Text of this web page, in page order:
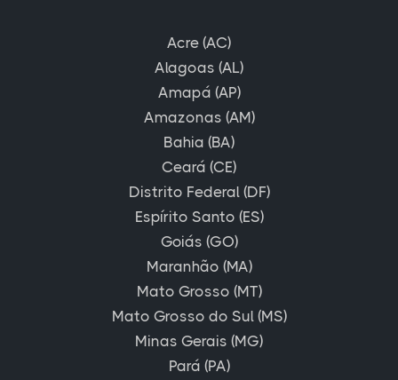
Acre (AC)
Alagoas (AL)
Amapá (AP)
Amazonas (AM)
Bahia (BA)
Ceará (CE)
Distrito Federal (DF)
Espírito Santo (ES)
Goiás (GO)
Maranhão (MA)
Mato Grosso (MT)
Mato Grosso do Sul (MS)
Minas Gerais (MG)
Pará (PA)